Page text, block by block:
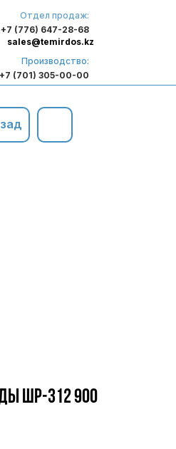
Отдел продаж:
+7 (776) 647-28-68
Производство:
+7 (701) 305-00-00
sales@temirdos.kz
ШР-312 900